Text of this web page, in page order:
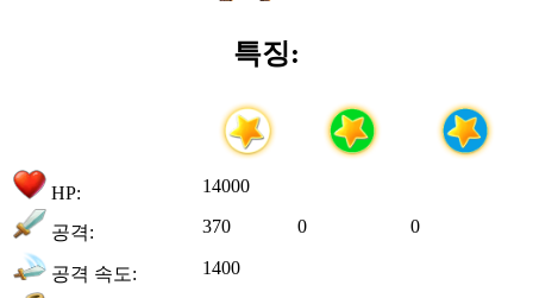
특징:
HP: 14000
공격: 370 0 0
공격 속도: 1400